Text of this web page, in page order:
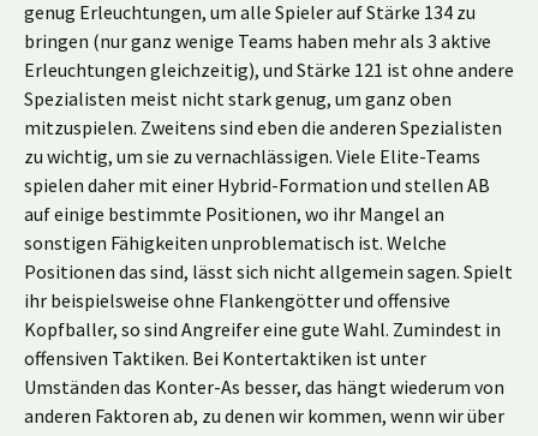
genug Erleuchtungen, um alle Spieler auf Stärke 134 zu
bringen (nur ganz wenige Teams haben mehr als 3 aktive
Erleuchtungen gleichzeitig), und Stärke 121 ist ohne andere
Spezialisten meist nicht stark genug, um ganz oben
mitzuspielen. Zweitens sind eben die anderen Spezialisten
zu wichtig, um sie zu vernachlässigen. Viele Elite-Teams
spielen daher mit einer Hybrid-Formation und stellen AB
auf einige bestimmte Positionen, wo ihr Mangel an
sonstigen Fähigkeiten unproblematisch ist. Welche
Positionen das sind, lässt sich nicht allgemein sagen. Spielt
ihr beispielsweise ohne Flankengötter und offensive
Kopfballer, so sind Angreifer eine gute Wahl. Zumindest in
offensiven Taktiken. Bei Kontertaktiken ist unter
Umständen das Konter-As besser, das hängt wiederum von
anderen Faktoren ab, zu denen wir kommen, wenn wir über